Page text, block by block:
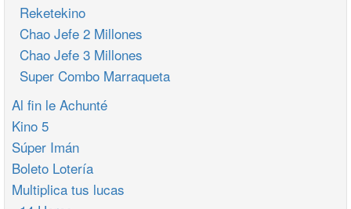
Reketekino
Chao Jefe 2 Millones
Chao Jefe 3 Millones
Super Combo Marraqueta
Al fin le Achunté
Kino 5
Súper Imán
Boleto Lotería
Multiplica tus lucas